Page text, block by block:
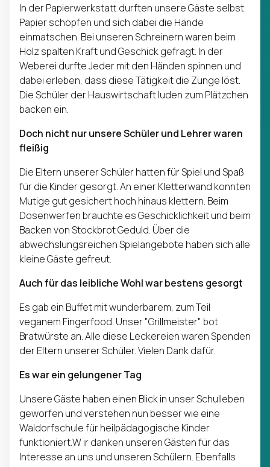
In der Papierwerkstatt durften unsere Gäste selbst
Papier schöpfen und sich dabei die Hände
einmatschen. Bei unseren Schreinern waren beim
Holz spalten Kraft und Geschick gefragt. In der
Weberei durfte Jeder mit den Händen spinnen und
dabei erleben, dass diese Tätigkeit die Zunge löst.
Die Schüler der Hauswirtschaft luden zum Plätzchen
backen ein.
Doch nicht nur unsere Schüler und Lehrer waren
fleißig
Die Eltern unserer Schüler hatten für Spiel und Spaß
für die Kinder gesorgt. An einer Kletterwand konnten
Mutige gut gesichert hoch hinaus klettern. Beim
Dosenwerfen brauchte es Geschicklichkeit und beim
Backen von Stockbrot Geduld. Über die
abwechslungsreichen Spielangebote haben sich alle
kleine Gäste gefreut.
Auch für das leibliche Wohl war bestens gesorgt
Es gab ein Buffet mit wunderbarem, zum Teil
veganem Fingerfood. Unser "Grillmeister" bot
Bratwürste an. Alle diese Leckereien waren Spenden
der Eltern unserer Schüler. Vielen Dank dafür.
Es war ein gelungener Tag
Unsere Gäste haben einen Blick in unser Schulleben
geworfen und verstehen nun besser wie eine
Waldorfschule für heilpädagogische Kinder
funktioniert.W ir danken unseren Gästen für das
Interesse an uns und unseren Schülern. Ebenfalls